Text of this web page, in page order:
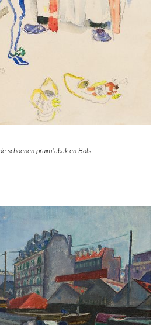
schoenen pruimtabak en Bols